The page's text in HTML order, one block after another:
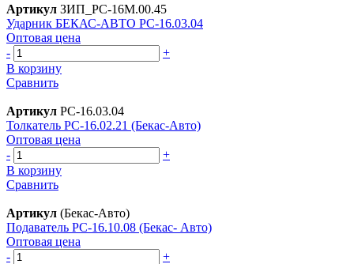
Артикул ЗИП_РС-16М.00.45
Ударник БЕКАС-АВТО РС-16.03.04
Оптовая цена
-
+
В корзину
Сравнить
Артикул РС-16.03.04
Толкатель РС-16.02.21 (Бекас-Авто)
Оптовая цена
-
+
В корзину
Сравнить
Артикул (Бекас-Авто)
Подаватель РС-16.10.08 (Бекас- Авто)
Оптовая цена
-
+